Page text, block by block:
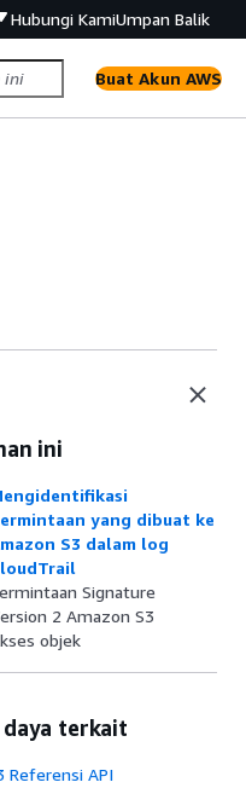
Hubungi KamiUmpan Balik
Buat Akun AWS
ini
yang dibuat ke
S3 dalam log
Signature
2 Amazon S3
objek
terkait
Referensi API